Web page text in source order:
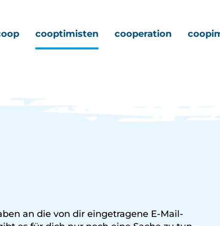
cooptimisten cooperation
an die von dir eingetragene E-Mail-